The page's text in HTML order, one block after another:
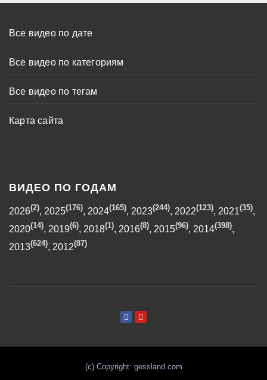
Все видео по дате
Все видео по категориям
Все видео по тегам
Карта сайта
ВИДЕО ПО ГОДАМ
2026(2), 2025(176), 2024(165), 2023(244), 2022(123), 2021(35),
2020(14), 2019(6), 2018(1), 2016(8), 2015(96), 2014(398),
2013(624), 2012(87)
(с) Copyright: gessland.com